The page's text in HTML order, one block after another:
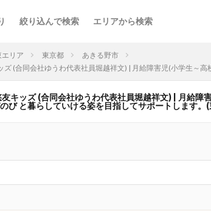
絞り込んで検索 エリアから検索
エリア 東京都
あきる野市
(合同会社ゆうわ代表社員堀越祥文) | 月給障害児(小学生
キッズ (合同会社ゆうわ代表社員堀越祥文) | 月給障
び と暮らしていける姿を目指してサポートします。